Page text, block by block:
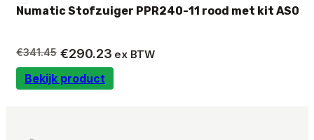
Numatic Stofzuiger PPR240-11 rood met kit AS0
€341.45
Oorspronkelijke
prijs
was:
€290.23
Huidige
prijs
is:
ex BTW
Bekijk product